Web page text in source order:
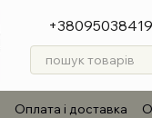
Оплата і доставка